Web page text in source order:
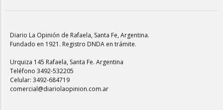
Diario La Opinión de Rafaela, Santa Fe, Argentina.
Fundado en 1921. Registro DNDA en trámite.
Urquiza 145 Rafaela, Santa Fe. Argentina
Teléfono 3492-532205
Celular: 3492-684719
comercial@diariolaopinion.com.ar